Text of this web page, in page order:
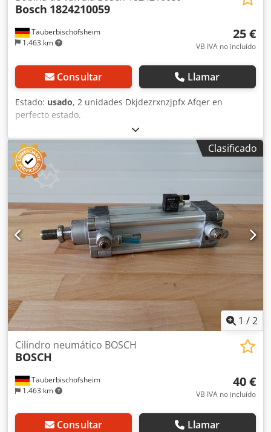
Tauberbischofsheim
1.463 km
Bosch 1824210059
25 €
VB IVA no incluído
Consultar Llamar
Estado: usado, 2 unidades Dkjdezrxnzjpfx Afqer en
perfecto estado.
Clasificado
1 /2
Tauberbischofsheim
1.463 km
Cilindro neumático BOSCH
BOSCH
40 €
VB IVA no incluído
Consultar Llamar